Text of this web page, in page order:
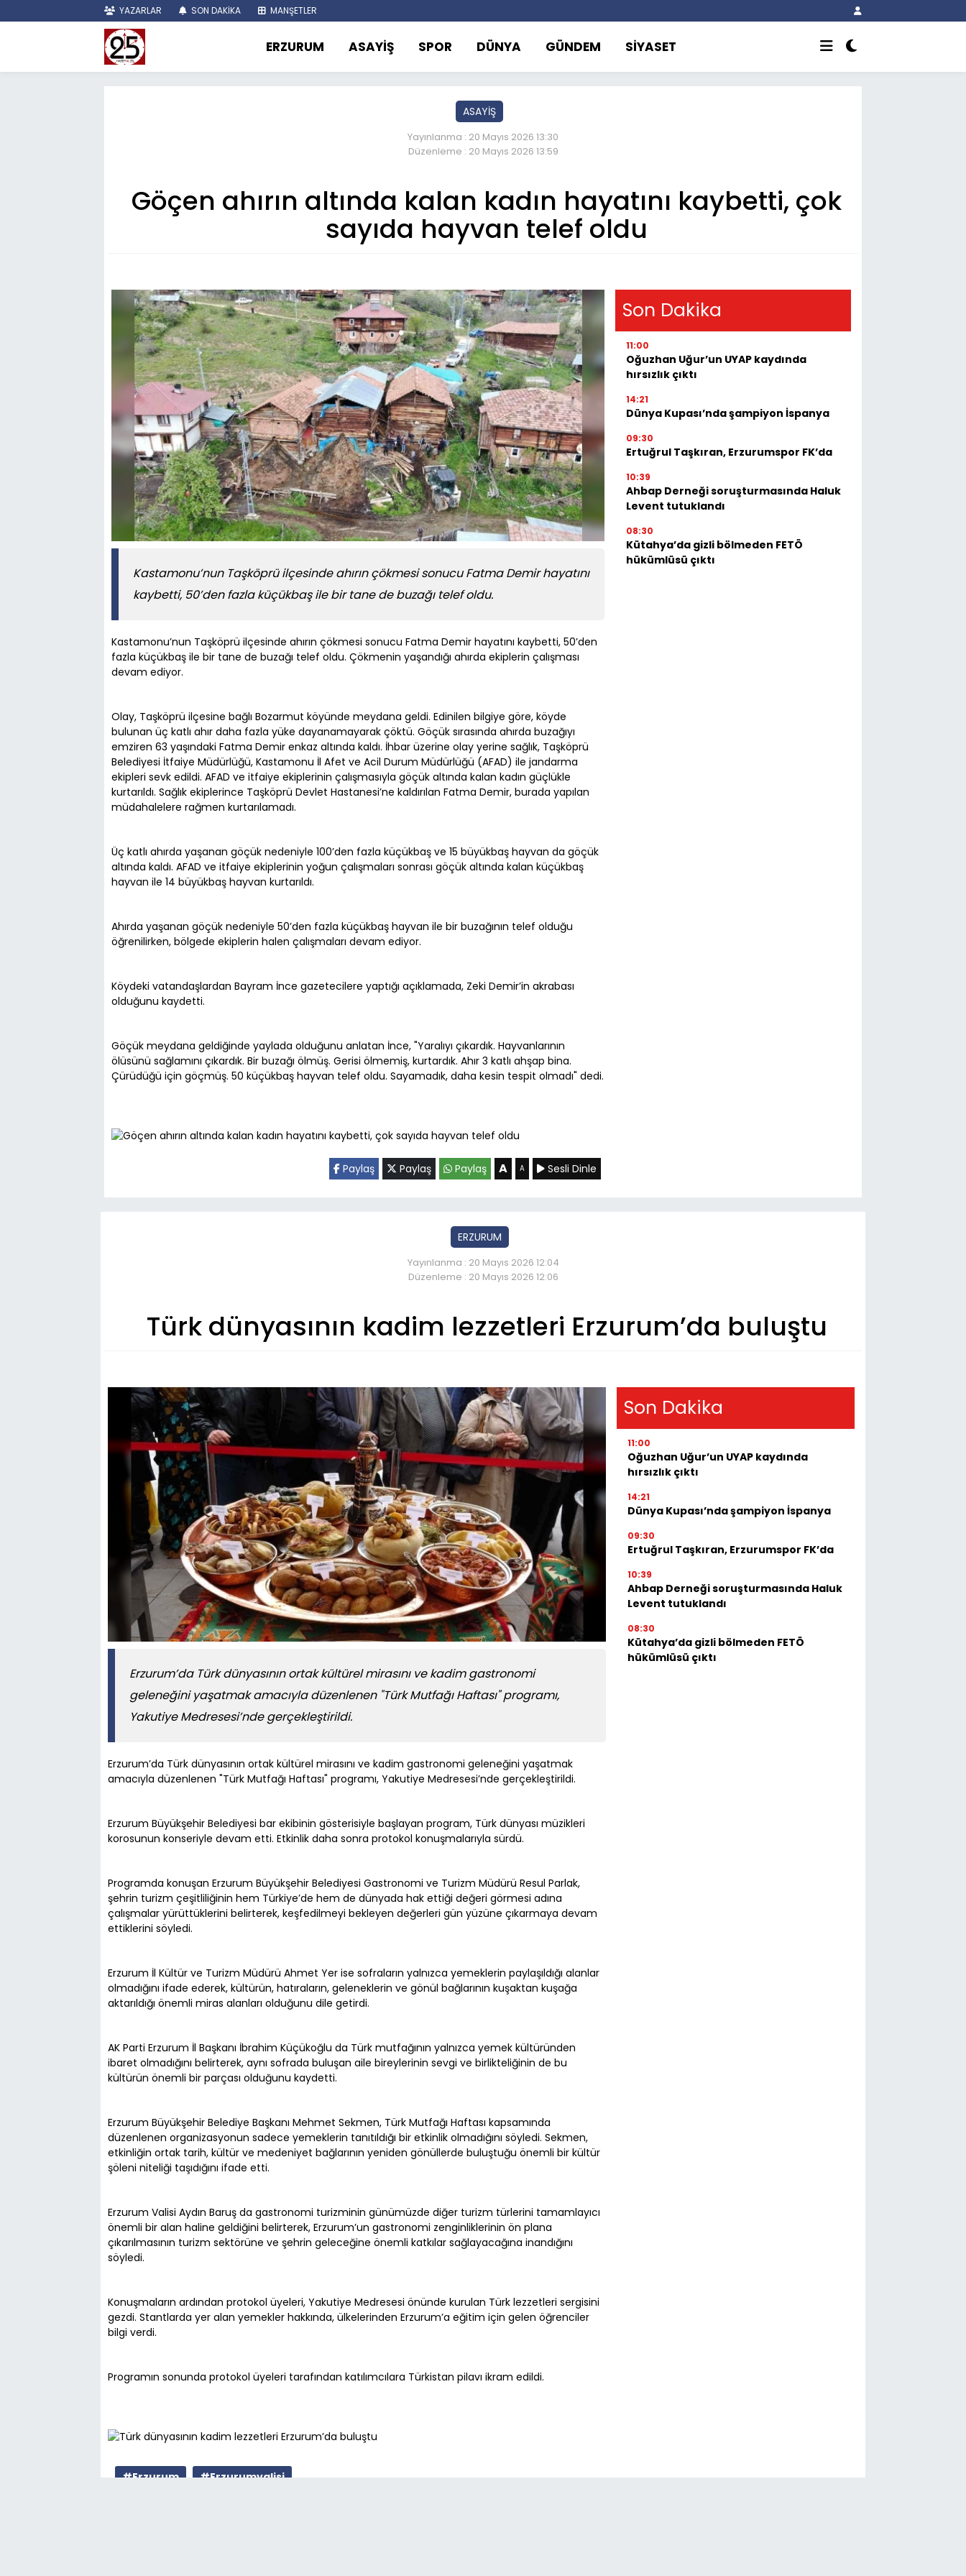
YAZARLAR SON DAKİKA MANŞETLER
ERZURUM ASAYİŞ SPOR DÜNYA GÜNDEM SİYASET
ASAYİŞ
Yayınlanma : 20 Mayıs 2026 13:30
Düzenleme : 20 Mayıs 2026 13:59
Göçen ahırın altında kalan kadın hayatını kaybetti, çok
sayıda hayvan telef oldu
Kastamonu’nun Taşköprü ilçesinde ahırın çökmesi sonucu Fatma Demir hayatını
kaybetti, 50’den fazla küçükbaş ile bir tane de buzağı telef oldu.
Kastamonu’nun Taşköprü ilçesinde ahırın çökmesi sonucu Fatma Demir hayatını kaybetti, 50’den
fazla küçükbaş ile bir tane de buzağı telef oldu. Çökmenin yaşandığı ahırda ekiplerin çalışması
devam ediyor.
Olay, Taşköprü ilçesine bağlı Bozarmut köyünde meydana geldi. Edinilen bilgiye göre, köyde
bulunan üç katlı ahır daha fazla yüke dayanamayarak çöktü. Göçük sırasında ahırda buzağıyı
emziren 63 yaşındaki Fatma Demir enkaz altında kaldı. İhbar üzerine olay yerine sağlık, Taşköprü
Belediyesi İtfaiye Müdürlüğü, Kastamonu İl Afet ve Acil Durum Müdürlüğü (AFAD) ile jandarma
ekipleri sevk edildi. AFAD ve itfaiye ekiplerinin çalışmasıyla göçük altında kalan kadın güçlükle
kurtarıldı. Sağlık ekiplerince Taşköprü Devlet Hastanesi’ne kaldırılan Fatma Demir, burada yapılan
müdahalelere rağmen kurtarılamadı.
Üç katlı ahırda yaşanan göçük nedeniyle 100’den fazla küçükbaş ve 15 büyükbaş hayvan da göçük
altında kaldı. AFAD ve itfaiye ekiplerinin yoğun çalışmaları sonrası göçük altında kalan küçükbaş
hayvan ile 14 büyükbaş hayvan kurtarıldı.
Ahırda yaşanan göçük nedeniyle 50’den fazla küçükbaş hayvan ile bir buzağının telef olduğu
öğrenilirken, bölgede ekiplerin halen çalışmaları devam ediyor.
Köydeki vatandaşlardan Bayram İnce gazetecilere yaptığı açıklamada, Zeki Demir’in akrabası
olduğunu kaydetti.
Göçük meydana geldiğinde yaylada olduğunu anlatan İnce, "Yaralıyı çıkardık. Hayvanlarının
ölüsünü sağlamını çıkardık. Bir buzağı ölmüş. Gerisi ölmemiş, kurtardık. Ahır 3 katlı ahşap bina.
Çürüdüğü için göçmüş. 50 küçükbaş hayvan telef oldu. Sayamadık, daha kesin tespit olmadı" dedi.
Paylaş Paylaş Paylaş A A Sesli Dinle
Son Dakika
11:00
Oğuzhan Uğur’un UYAP kaydında
hırsızlık çıktı
14:21
Dünya Kupası’nda şampiyon İspanya
09:30
Ertuğrul Taşkıran, Erzurumspor FK’da
10:39
Ahbap Derneği soruşturmasında Haluk
Levent tutuklandı
08:30
Kütahya’da gizli bölmeden FETÖ
hükümlüsü çıktı
ERZURUM
Yayınlanma : 20 Mayıs 2026 12:04
Düzenleme : 20 Mayıs 2026 12:06
Türk dünyasının kadim lezzetleri Erzurum’da buluştu
Erzurum’da Türk dünyasının ortak kültürel mirasını ve kadim gastronomi
geleneğini yaşatmak amacıyla düzenlenen "Türk Mutfağı Haftası" programı,
Yakutiye Medresesi’nde gerçekleştirildi.
Erzurum’da Türk dünyasının ortak kültürel mirasını ve kadim gastronomi geleneğini yaşatmak
amacıyla düzenlenen "Türk Mutfağı Haftası" programı, Yakutiye Medresesi’nde gerçekleştirildi.
Erzurum Büyükşehir Belediyesi bar ekibinin gösterisiyle başlayan program, Türk dünyası müzikleri
korosunun konseriyle devam etti. Etkinlik daha sonra protokol konuşmalarıyla sürdü.
Programda konuşan Erzurum Büyükşehir Belediyesi Gastronomi ve Turizm Müdürü Resul Parlak,
şehrin turizm çeşitliliğinin hem Türkiye’de hem de dünyada hak ettiği değeri görmesi adına
çalışmalar yürüttüklerini belirterek, keşfedilmeyi bekleyen değerleri gün yüzüne çıkarmaya devam
ettiklerini söyledi.
Erzurum İl Kültür ve Turizm Müdürü Ahmet Yer ise sofraların yalnızca yemeklerin paylaşıldığı alanlar
olmadığını ifade ederek, kültürün, hatıraların, geleneklerin ve gönül bağlarının kuşaktan kuşağa
aktarıldığı önemli miras alanları olduğunu dile getirdi.
AK Parti Erzurum İl Başkanı İbrahim Küçükoğlu da Türk mutfağının yalnızca yemek kültüründen
ibaret olmadığını belirterek, aynı sofrada buluşan aile bireylerinin sevgi ve birlikteliğinin de bu
kültürün önemli bir parçası olduğunu kaydetti.
Erzurum Büyükşehir Belediye Başkanı Mehmet Sekmen, Türk Mutfağı Haftası kapsamında
düzenlenen organizasyonun sadece yemeklerin tanıtıldığı bir etkinlik olmadığını söyledi. Sekmen,
etkinliğin ortak tarih, kültür ve medeniyet bağlarının yeniden gönüllerde buluştuğu önemli bir kültür
şöleni niteliği taşıdığını ifade etti.
Erzurum Valisi Aydın Baruş da gastronomi turizminin günümüzde diğer turizm türlerini tamamlayıcı
önemli bir alan haline geldiğini belirterek, Erzurum’un gastronomi zenginliklerinin ön plana
çıkarılmasının turizm sektörüne ve şehrin geleceğine önemli katkılar sağlayacağına inandığını
söyledi.
Konuşmaların ardından protokol üyeleri, Yakutiye Medresesi önünde kurulan Türk lezzetleri sergisini
gezdi. Stantlarda yer alan yemekler hakkında, ülkelerinden Erzurum’a eğitim için gelen öğrenciler
bilgi verdi.
Programın sonunda protokol üyeleri tarafından katılımcılara Türkistan pilavı ikram edildi.
#Erzurum #Erzurumvalisi
Son Dakika
11:00
Oğuzhan Uğur’un UYAP kaydında
hırsızlık çıktı
14:21
Dünya Kupası’nda şampiyon İspanya
09:30
Ertuğrul Taşkıran, Erzurumspor FK’da
10:39
Ahbap Derneği soruşturmasında Haluk
Levent tutuklandı
08:30
Kütahya’da gizli bölmeden FETÖ
hükümlüsü çıktı